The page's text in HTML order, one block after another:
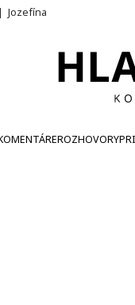
| Jozefína
ROZHOVORY